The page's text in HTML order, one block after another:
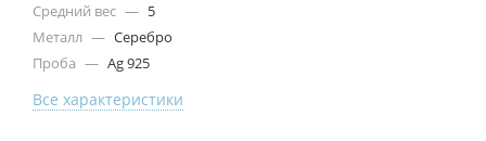
Средний вес — 5
Металл — Серебро
Проба — Ag 925
Все характеристики